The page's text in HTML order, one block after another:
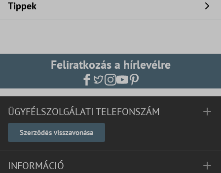
Tippek
Feliratkozás a hírlevélre
ÜGYFÉLSZOLGÁLATI TELEFONSZÁM
Szerződés visszavonása
INFORMÁCIÓ